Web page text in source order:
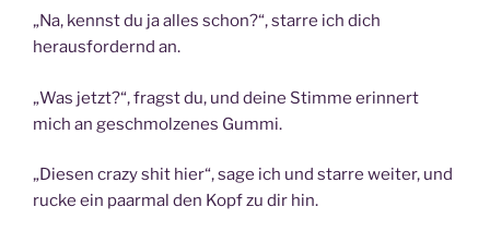
„Na, kennst du ja alles schon?“, starre ich dich
herausfordernd an.
„Was jetzt?“, fragst du, und deine Stimme erinnert
mich an geschmolzenes Gummi.
„Diesen crazy shit hier“, sage ich und starre weiter, und
rucke ein paarmal den Kopf zu dir hin.